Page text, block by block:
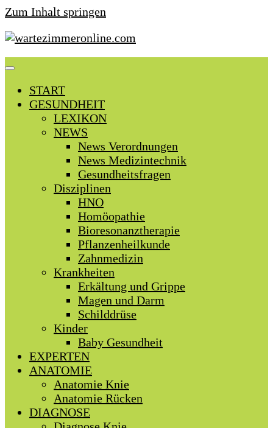
Zum Inhalt springen
START
GESUNDHEIT
LEXIKON
NEWS
News Verordnungen
News Medizintechnik
Gesundheitsfragen
Disziplinen
HNO
Homöopathie
Bioresonanztherapie
Pflanzenheilkunde
Zahnmedizin
Krankheiten
Erkältung und Grippe
Magen und Darm
Schilddrüse
Kinder
Baby Gesundheit
EXPERTEN
ANATOMIE
Anatomie Knie
Anatomie Rücken
DIAGNOSE